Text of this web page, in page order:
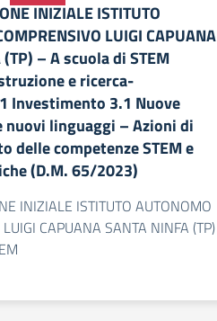
INIZIALE ISTITUTO
LUIGI CAPUANA
(TP) – A scuola di STEM
e ricerca-
Investimento 3.1 Nuove
nuovi linguaggi – Azioni di
delle competenze STEM e
(D.M. 65/2023)
INIZIALE ISTITUTO AUTONOMO
CAPUANA SANTA NINFA (TP)